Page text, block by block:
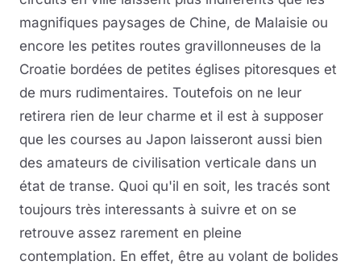
magnifiques paysages de Chine, de Malaisie ou
encore les petites routes gravillonneuses de la
Croatie bordées de petites églises pitoresques et
de murs rudimentaires. Toutefois on ne leur
retirera rien de leur charme et il est à supposer
que les courses au Japon laisseront aussi bien
des amateurs de civilisation verticale dans un
état de transe. Quoi qu'il en soit, les tracés sont
toujours très interessants à suivre et on se
retrouve assez rarement en pleine
contemplation. En effet, être au volant de bolides